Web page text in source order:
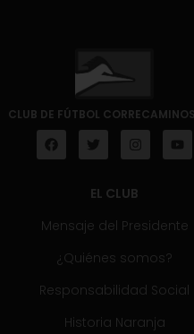
CLUB DE FÚTBOL
EL CLUB
Mensaje del Presidente
¿Quiénes somos?
Responsabilidad Social
Historia Naranja